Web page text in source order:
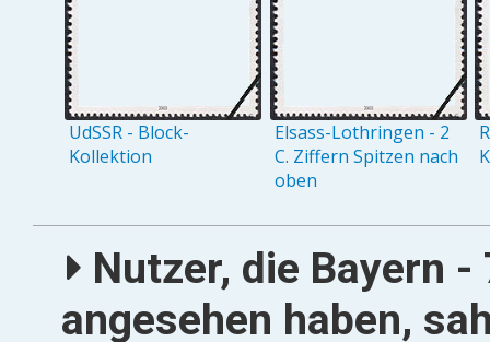
UdSSR - Block-
Kollektion
Elsass-Lothringen - 2
C. Ziffern Spitzen nach
oben
Nutzer, die Bayern -
angesehen haben,